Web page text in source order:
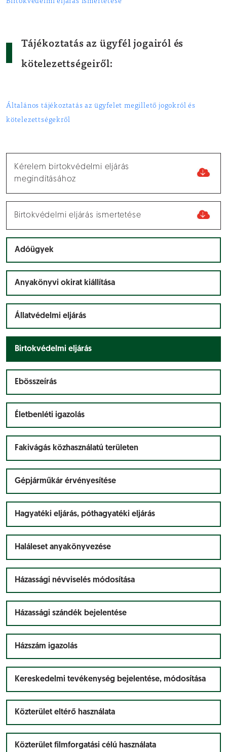
Birtokvédelmi eljárás ismertetése
Tájékoztatás az ügyfél jogairól és
kötelezettségeiről:
Általános tájékoztatás az ügyfelet megillető jogokról és
kötelezettségekről
Kérelem birtokvédelmi eljárás
megindításához
Birtokvédelmi eljárás ismertetése
Adóügyek
Anyakönyvi okirat kiállítása
Állatvédelmi eljárás
Birtokvédelmi eljárás
Ebösszeírás
Életbenléti igazolás
Fakivágás közhasználatú területen
Gépjárműkár érvényesítése
Hagyatéki eljárás, póthagyatéki eljárás
Haláleset anyakönyvezése
Házassági névviselés módosítása
Házassági szándék bejelentése
Házszám igazolás
Kereskedelmi tevékenység bejelentése, módosítása
Közterület eltérő használata
Közterület filmforgatási célú használata